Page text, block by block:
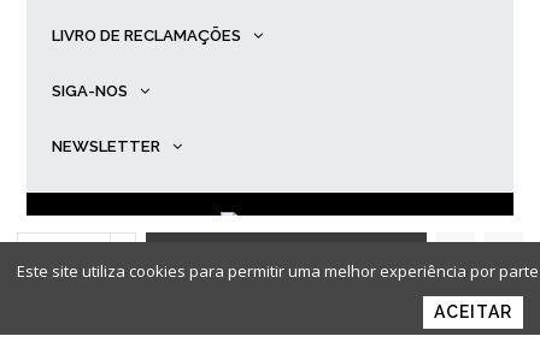
CARRINHO
LIVRO DE RECLAMAÇÕES
SIGA-NOS
NEWSLETTER
© Primadona | Desenvolvido por Ping.
Este site utiliza cookies para permitir uma melhor experiência por
ACEITAR